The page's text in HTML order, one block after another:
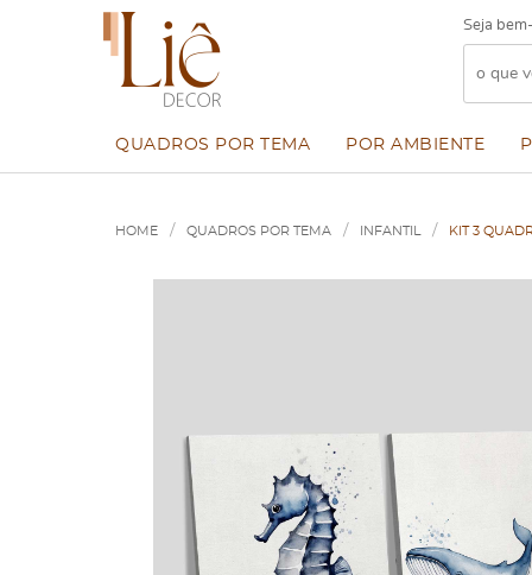
Seja
QUADROS POR TEMA POR AMBIENTE
HOME QUADROS POR TEMA INFANTIL KIT 3